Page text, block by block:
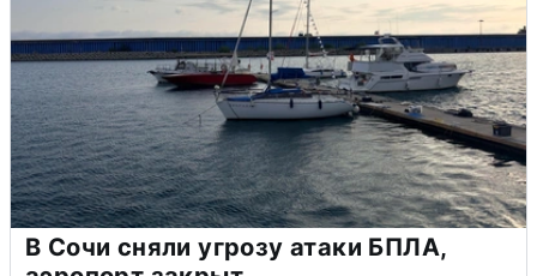
В Сочи сняли угрозу атаки БПЛА,